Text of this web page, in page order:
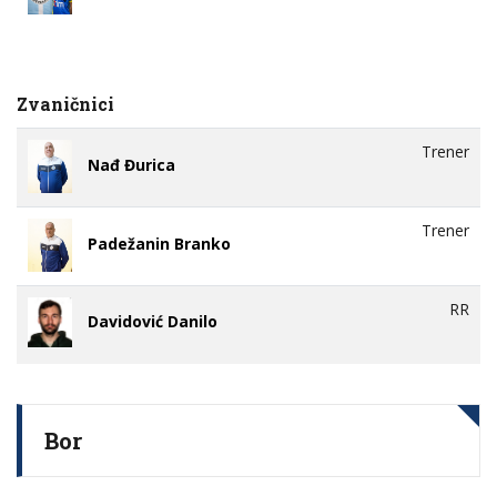
Zvaničnici
Nađ Đurica
Trener
Padežanin Branko
Trener
Davidović Danilo
RR
Bor